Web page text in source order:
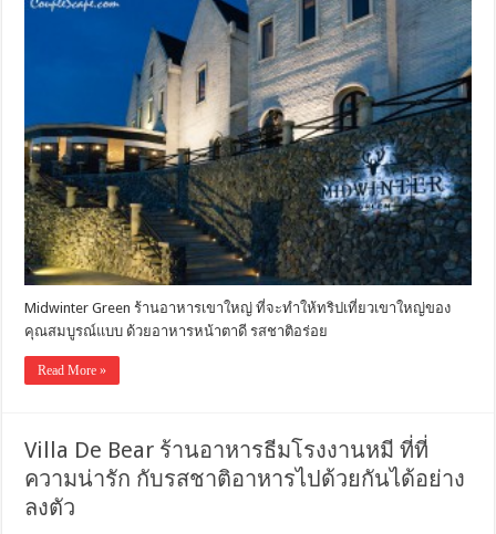
Midwinter Green ร้านอาหารเขาใหญ่ ที่จะทำให้ทริปเที่ยวเขาใหญ่ของ
คุณสมบูรณ์แบบ ด้วยอาหารหน้าตาดี รสชาติอร่อย
Read More »
Villa De Bear ร้านอาหารธีมโรงงานหมี ที่ที่
ความน่ารัก กับรสชาติอาหารไปด้วยกันได้อย่าง
ลงตัว